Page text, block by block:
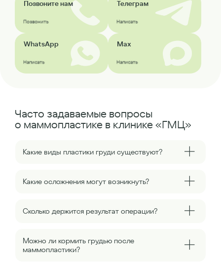
Позвоните нам
Позвонить
Телеграм
Написать
WhatsApp
Написать
Max
Написать
Часто задаваемые вопросы
о маммопластике в клинике «ГМЦ»
Какие виды пластики груди существуют?
Какие осложнения могут возникнуть?
Сколько держится результат операции?
Можно ли кормить грудью после
маммопластики?